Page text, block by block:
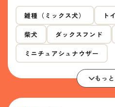
雑種（ミックス犬） ト
柴犬 ダックスフンド
ミニチュアシュナウザー
もっ